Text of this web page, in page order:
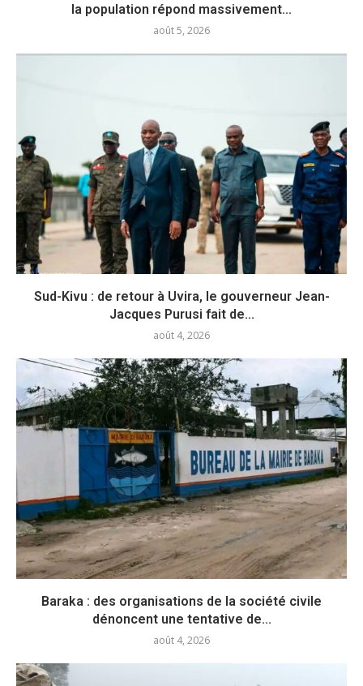
la population répond massivement...
août 5, 2026
Sud-Kivu : de retour à Uvira, le gouverneur Jean-
Jacques Purusi fait de...
août 4, 2026
Baraka : des organisations de la société civile
dénoncent une tentative de...
août 4, 2026